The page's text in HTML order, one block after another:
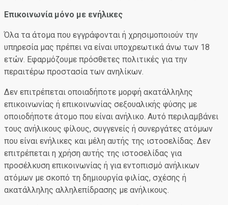
Επικοινωνία μόνο με ενήλικες
Όλα τα άτομα που εγγράφονται ή χρησιμοποιούν την
υπηρεσία μας πρέπει να είναι υποχρεωτικά άνω των 18
ετών. Εφαρμόζουμε πρόσθετες πολιτικές για την
περαιτέρω προστασία των ανηλίκων.
Δεν επιτρέπεται οποιαδήποτε μορφή ακατάλληλης
επικοινωνίας ή επικοινωνίας σεξουαλικής φύσης με
οποιοδήποτε άτομο που είναι ανήλικο. Αυτό περιλαμβάνει
τους ανήλικους φίλους, συγγενείς ή συνεργάτες ατόμων
που είναι ενήλικες και μέλη αυτής της ιστοσελίδας. Δεν
επιτρέπεται η χρήση αυτής της ιστοσελίδας για
προσέλκυση επικοινωνίας ή για εντοπισμό ανήλικων
ατόμων με σκοπό τη δημιουργία φιλίας, σχέσης ή
ακατάλληλης αλληλεπίδρασης με ανήλικους.